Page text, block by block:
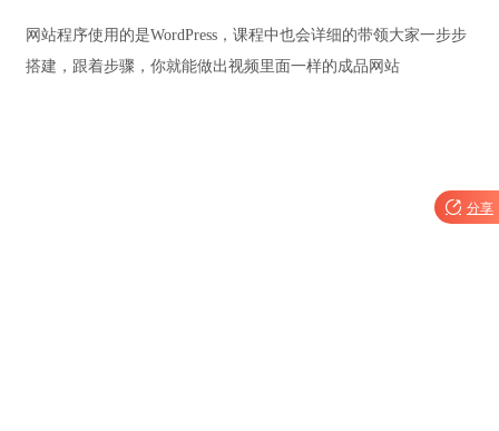
网站程序使用的是WordPress，课程中也会详细的带领大家一步步
搭建，跟着步骤，你就能做出视频里面一样的成品网站
 分享